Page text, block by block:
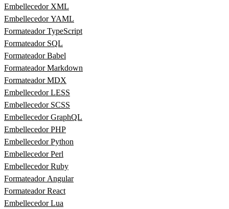
Embellecedor XML
Embellecedor YAML
Formateador TypeScript
Formateador SQL
Formateador Babel
Formateador Markdown
Formateador MDX
Embellecedor LESS
Embellecedor SCSS
Embellecedor GraphQL
Embellecedor PHP
Embellecedor Python
Embellecedor Perl
Embellecedor Ruby
Formateador Angular
Formateador React
Embellecedor Lua